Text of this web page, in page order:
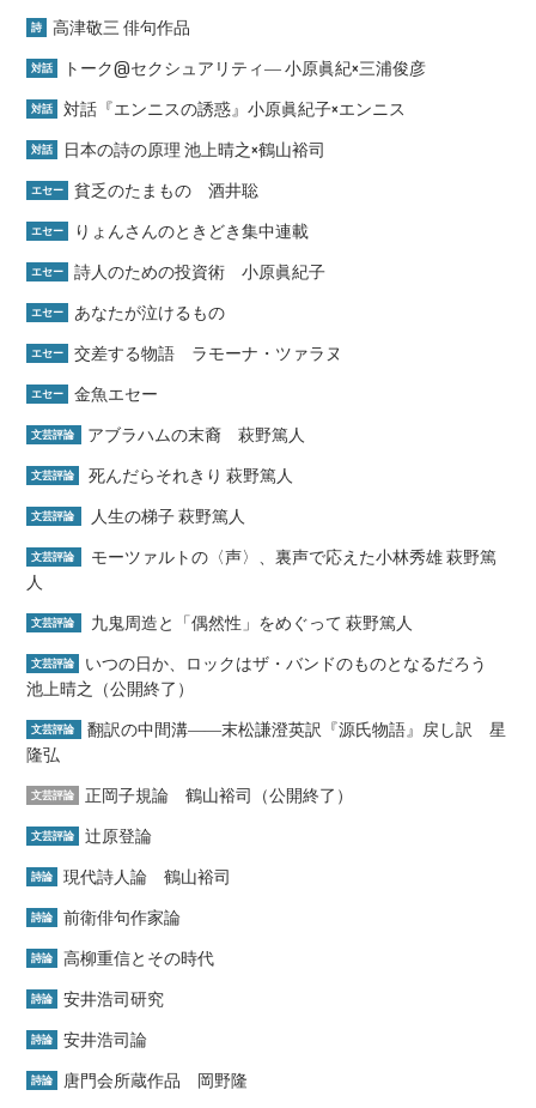
詩 高津敬三 俳句作品
対話 トーク@セクシュアリティ― 小原眞紀×三浦俊彦
対話 対話『エンニスの誘惑』小原眞紀子×エンニス
対話 日本の詩の原理 池上晴之×鶴山裕司
エセー 貧乏のたまもの 酒井聡
エセー りょんさんのときどき集中連載
エセー 詩人のための投資術 小原眞紀子
エセー あなたが泣けるもの
エセー 交差する物語 ラモーナ・ツァラヌ
エセー 金魚エセー
文芸評論 アブラハムの末裔 萩野篤人
文芸評論 死んだらそれきり 萩野篤人
文芸評論 人生の梯子 萩野篤人
文芸評論
モーツァルトの〈声〉、裏声で応えた小林秀雄 萩野篤
人
文芸評論 九鬼周造と「偶然性」をめぐって 萩野篤人
文芸評論
いつの日か、ロックはザ・バンドのものとなるだろう
池上晴之（公開終了）
文芸評論
翻訳の中間溝――末松謙澄英訳『源氏物語』戻し訳 星
隆弘
文芸評論 正岡子規論 鶴山裕司（公開終了）
文芸評論 辻原登論
詩論 現代詩人論 鶴山裕司
詩論 前衛俳句作家論
詩論 高柳重信とその時代
詩論 安井浩司研究
詩論 安井浩司論
詩論 唐門会所蔵作品 岡野隆